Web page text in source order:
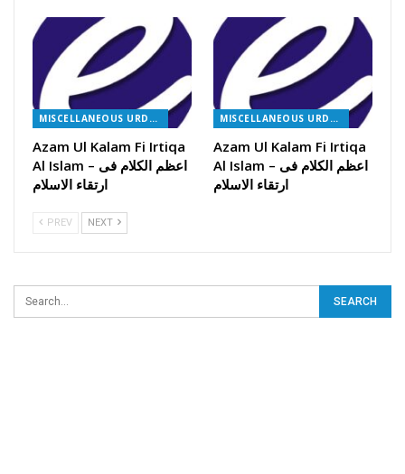
MISCELLANEOUS URDU BOOKS
Azam Ul Kalam Fi Irtiqa
Al Islam – اعظم الکلام فی
ارتقاء الاسلام
MISCELLANEOUS URDU BOOKS
Azam Ul Kalam Fi Irtiqa
Al Islam – اعظم الکلام فی
ارتقاء الاسلام
PREV NEXT